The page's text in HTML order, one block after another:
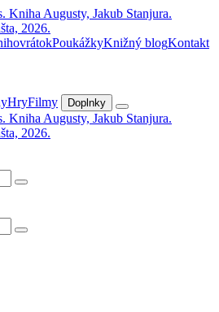
PoukážkyKnižný blogKontakt
HryFilmy Doplnky